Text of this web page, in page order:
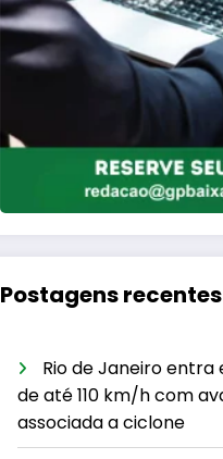
Postagens recentes
Rio de Janeiro
de até 110 km/h com
associada a ciclone